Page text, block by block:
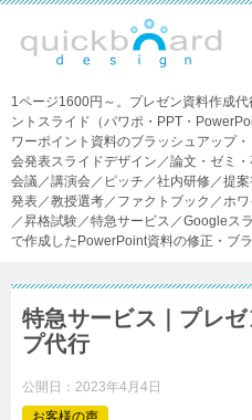
1ページ1600円～。プレゼン資料作成
ントスライド（パワポ・PPT・
ワーポイント資料のブラッシュアップ
会発表スライドデザイン／論文・ゼミ
会議／講演会／ピッチ／社内研修／提
発表／教授選考／ファクトブック／ホ
／昇格試験／特急サービス／Googleス
で作成したPowerPoint資料の修正・ブ
特急サービス｜プレ
プ代行
公開日： 2023年4月4日
お客様の声